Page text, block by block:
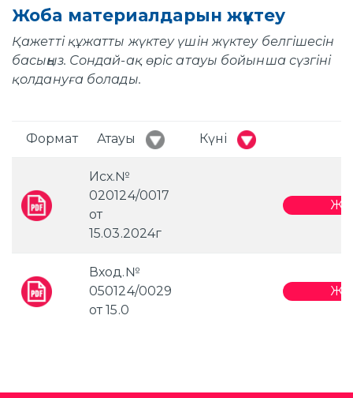
Жоба материалдарын жүктеу
Қажетті құжатты жүктеу үшін жүктеу белгішесін
басыңыз. Сондай-ақ өріс атауы бойынша сүзгіні
қолдануға болады.
Формат Атауы Күні
Исх.№
020124/0017
от
15.03.2024г
Вход.№
050124/0029
от 15.0